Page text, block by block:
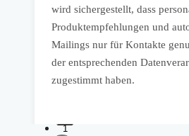
wird sichergestellt, dass
Produktempfehlungen und
Mailings nur für Kontakte
der entsprechenden
zugestimmt haben.
1